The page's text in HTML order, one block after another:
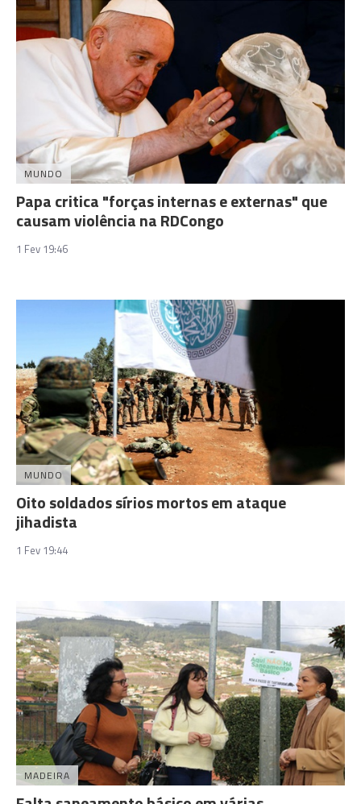
MUNDO
Papa critica "forças internas e externas" que
causam violência na RDCongo
1 Fev 19:46
MUNDO
Oito soldados sírios mortos em ataque
jihadista
1 Fev 19:44
MADEIRA